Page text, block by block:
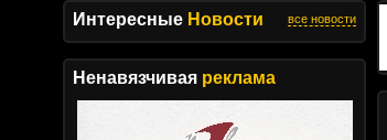
Интересные Новости все новости
Ненавязчивая реклама